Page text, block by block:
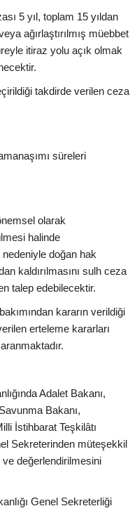
5 yıl, toplam 15 yıldan
ağırlaştırılmış müebbet
itiraz yolu açık olmak
takdirde verilen ceza
süreleri
olarak
halinde
doğan hak
kaldırılmasını sulh ceza
talep edebilecektir.
kararın verildiği
erteleme kararları
Adalet Bakanı,
Bakanı,
İstihbarat Teşkilâtı
Sekreterinden müteşekkil
ve değerlendirilmesini
Genel Sekreterliği